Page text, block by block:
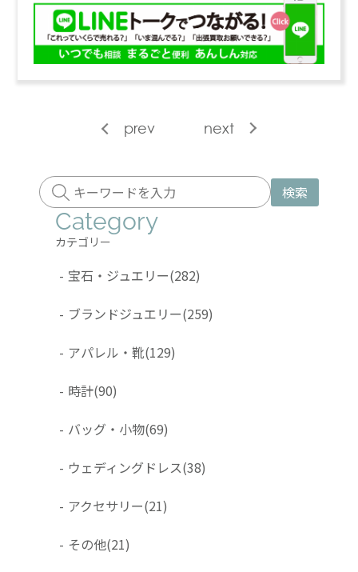
prev next
検索
Category
カテゴリー
- 宝石・ジュエリー(282)
- ブランドジュエリー(259)
- アパレル・靴(129)
- 時計(90)
- バッグ・小物(69)
- ウェディングドレス(38)
- アクセサリー(21)
- その他(21)